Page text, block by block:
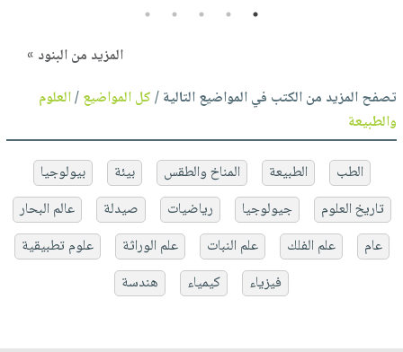
1
2
3
4
5
المزيد من البنود »
تصفح المزيد من الكتب في المواضيع التالية /كل المواضيع/العلوم
والطبيعة
الطب الطبيعة المناخ والطقس بيئة
بيولوجيا
تاريخ العلوم
جيولوجيا رياضيات صيدلة
عالم البحار
عام
علم الفلك علم النبات علم الوراثة
علوم تطبيقية
فيزياء
كيمياء هندسة